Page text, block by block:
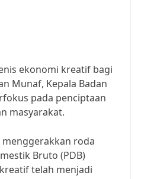
ekonomi kreatif bagi
Munaf, Kepala Badan
pada penciptaan
masyarakat.
roda
Bruto (PDB)
telah menjadi